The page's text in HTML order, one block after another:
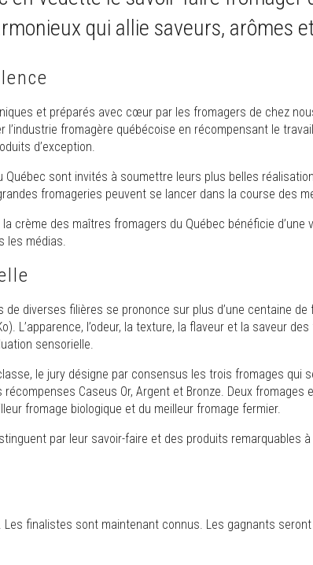
qui allie saveurs, arômes
et préparés avec cœur par les fromagers de chez
l’industrie fromagère québécoise en récompensant le
d’exception.
Québec sont invités à soumettre leurs plus belles
fromageries peuvent se lancer dans la course des
crème des maîtres fromagers du Québec bénéficie d’une
les médias.
de diverses filières se prononce sur plus d’une centaine
L’apparence, l’odeur, la texture, la flaveur et la saveur
sensorielle.
le jury désigne par consensus les trois fromages qui
Caseus Or, Argent et Bronze. Deux fromages
fromage biologique et du meilleur fromage fermier.
par leur savoir-faire et des produits remarquables
finalistes sont maintenant connus. Les gagnants